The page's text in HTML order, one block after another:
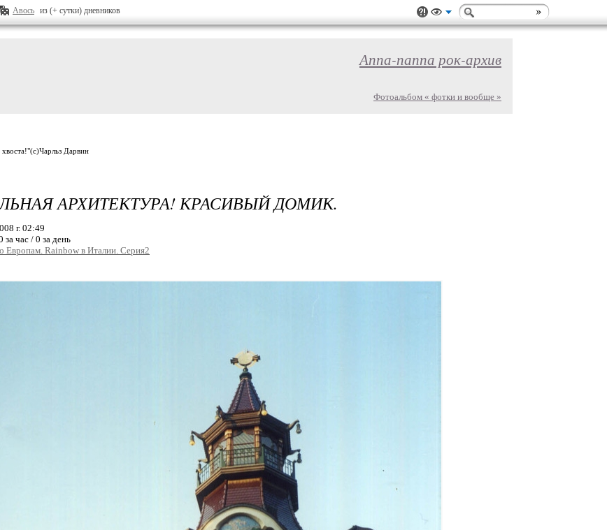
Авось из (+ сутки) дневников
Аппа-паппа рок-архив
Фотоальбом « фотки и вообще »
Дарвин
АРХИТЕКТУРА! КРАСИВЫЙ ДОМИК.
г. 02:49
за час / 0 за день
Европам. Rainbow в Италии. Серия2